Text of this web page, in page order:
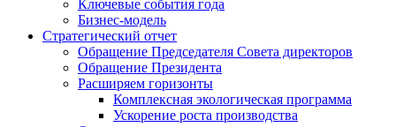
Ключевые события года
Бизнес-модель
Стратегический отчет
Обращение Председателя Совета директоров
Обращение Президента
Расширяем горизонты
Комплексная экологическая программа
Ускорение роста производства